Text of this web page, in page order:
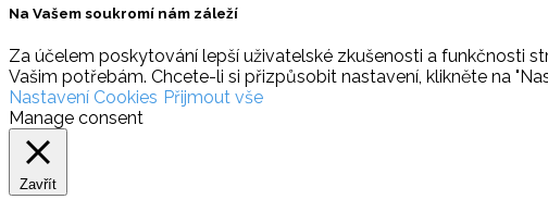
Na Vašem soukromí nám záleží
Za účelem poskytování lepší uživatelské zkušenosti a funkčnosti
Vašim potřebám. Chcete-li si přizpůsobit nastavení, klikněte na
Nastavení Cookies Přijmout vše
Manage consent
Zavřít